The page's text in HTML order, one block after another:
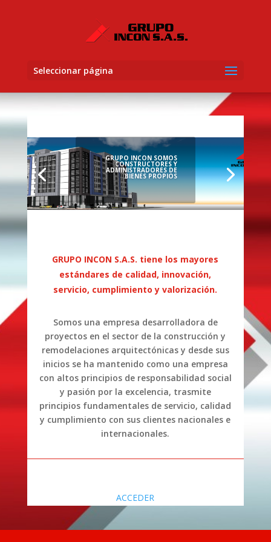
Seleccionar página
GRUPO INCON SOMOS
CONSTRUCTORES Y
ADMINISTRADORES DE
BIENES PROPIOS
GRUPO INCON S.A.S. tiene los mayores
estándares de calidad, innovación,
servicio, cumplimiento y valorización.
Somos una empresa desarrolladora de
proyectos en el sector de la construcción y
remodelaciones arquitectónicas y desde sus
inicios se ha mantenido como una empresa
con altos principios de responsabilidad social
y pasión por la excelencia, trasmite
principios fundamentales de servicio, calidad
y cumplimiento con sus clientes nacionales e
internacionales.
ACCEDER